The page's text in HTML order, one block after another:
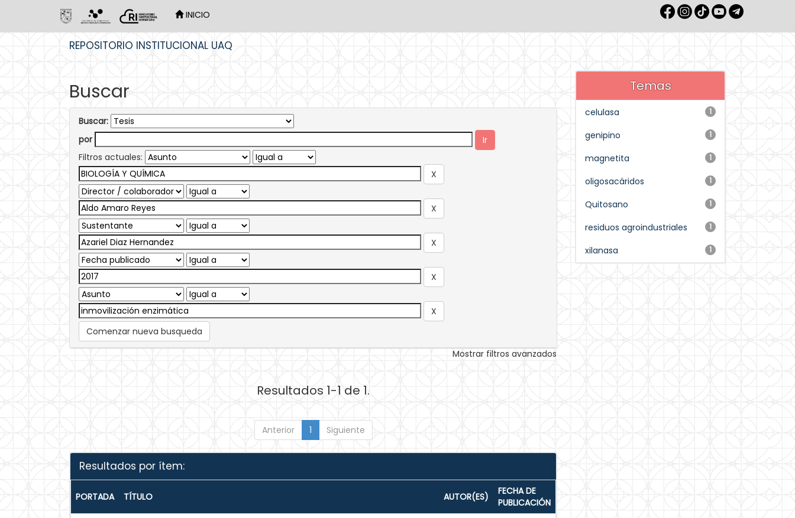
INICIO
REPOSITORIO INSTITUCIONAL UAQ
Buscar
Buscar:
por
Filtros actuales:
Comenzar nueva busqueda
Mostrar filtros avanzados
Resultados 1-1 de 1.
Anterior 1 Siguiente
Resultados por ítem:
PORTADA TÍTULO AUTOR(ES)
FECHA DE
PUBLICACIÓN
Temas
1
celulasa
1
genipino
1
magnetita
1
oligosacáridos
1
Quitosano
1
residuos agroindustriales
1
xilanasa